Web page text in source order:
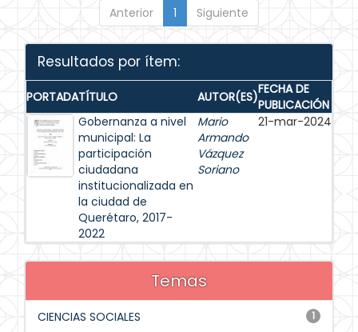
Anterior 1 Siguiente
Resultados por ítem:
PORTADATÍTULO AUTOR(ES)FECHA DE
PUBLICACIÓN
Gobernanza a nivel
municipal: La
participación
ciudadana
institucionalizada en
la ciudad de
Querétaro, 2017-
2022
Mario
Armando
Vázquez
Soriano
21-mar-2024
Temas
1
CIENCIAS SOCIALES